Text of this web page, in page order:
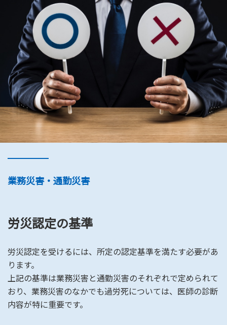
業務災害・通勤災害
労災認定の基準
労災認定を受けるには、所定の認定基準を満たす必要があ
ります。
上記の基準は業務災害と通勤災害のそれぞれで定められて
おり、業務災害のなかでも過労死については、医師の診断
内容が特に重要です。